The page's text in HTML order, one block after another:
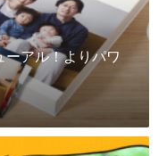
ーアル！よりパワ